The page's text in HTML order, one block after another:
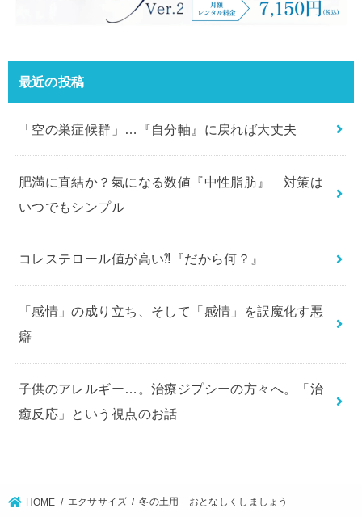
最近の投稿
「空の巣症候群」…『自分軸』に戻れば大丈夫
肥満に直結か？氣になる数値『中性脂肪』 対策は
いつでもシンプル
コレステロール値が高い⁈『だから何？』
「感情」の成り立ち、そして「感情」を誤魔化す悪
癖
子供のアレルギー…。治療ジプシーの方々へ。「治
癒反応」という視点のお話
HOME エクササイズ 冬の土用 おとなしくしましょう